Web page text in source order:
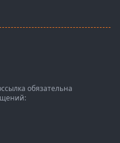
обязательна